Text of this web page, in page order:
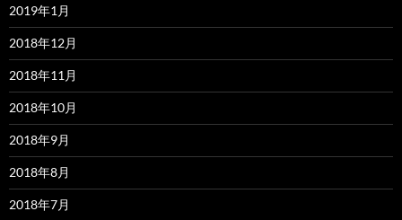
2019年1月
2018年12月
2018年11月
2018年10月
2018年9月
2018年8月
2018年7月